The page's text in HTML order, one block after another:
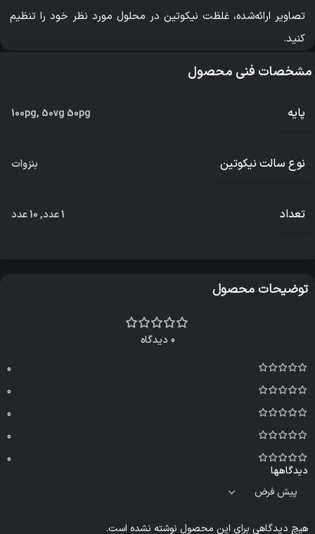
تصاویر ارائه‌شده، غلظت نیکوتین در محلول مورد نظر خود را تنظیم
کنید.
مشخصات فنی محصول
پایه 100pg, 50vg 50pg
نوع سالت نیکوتین بنزوات
تعداد 1 عدد ,10 عدد
توضیحات محصول
0 دیدگاه
0
0
0
0
0
دیدگاهها
هیچ دیدگاهی برای این محصول نوشته نشده است.